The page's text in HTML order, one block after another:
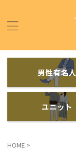
男性有名人
ユニット
HOME >